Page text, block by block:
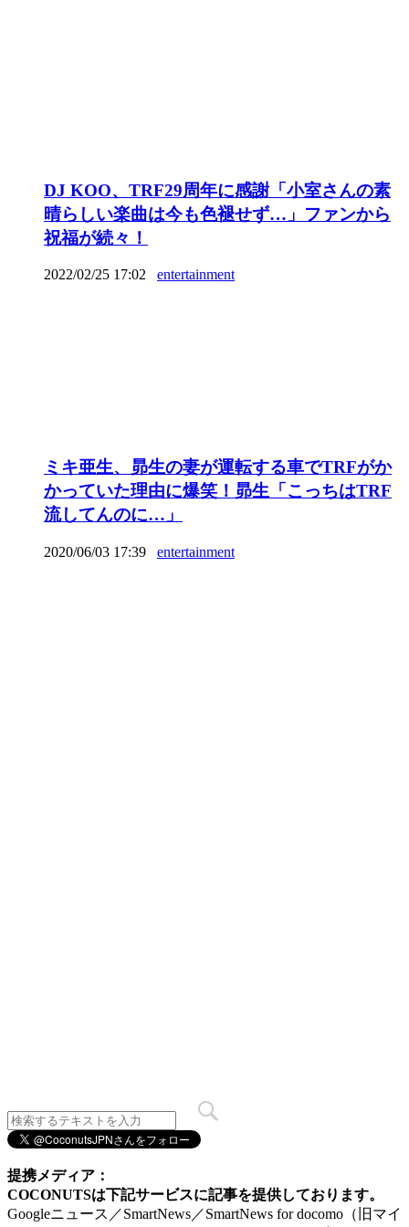
DJ KOO、TRF29周年に感謝「小室さんの素
晴らしい楽曲は今も色褪せず…」ファンから
祝福が続々！
2022/02/25 17:02 entertainment
ミキ亜生、昴生の妻が運転する車でTRFがか
かっていた理由に爆笑！昴生「こっちはTRF
流してんのに…」
2020/06/03 17:39 entertainment
提携メディア：
COCONUTSは下記サービスに記事を提供しております。
Googleニュース／SmartNews／SmartNews for docomo（旧マイ